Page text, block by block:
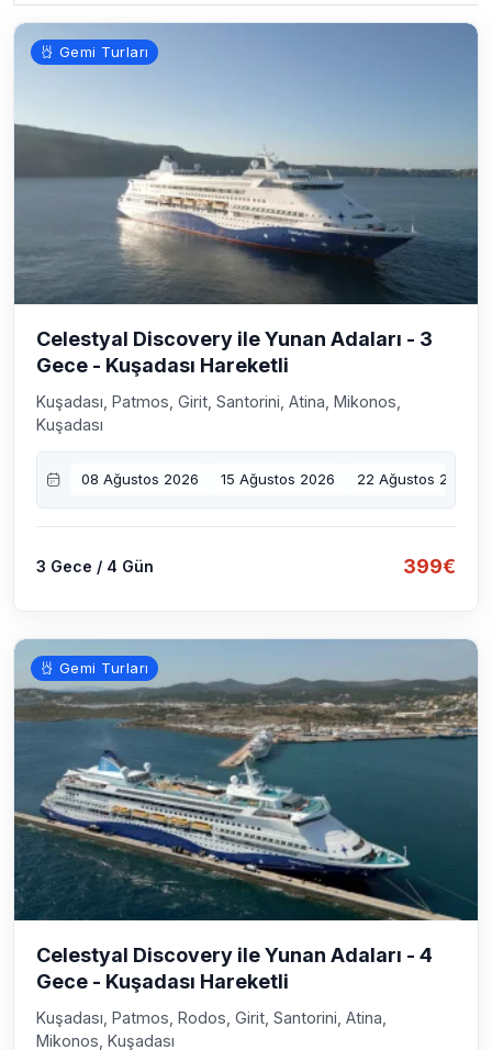
Gemi Turları
Celestyal Discovery ile Yunan Adaları - 3
Gece - Kuşadası Hareketli
Kuşadası, Patmos, Girit, Santorini, Atina, Mikonos,
Kuşadası
08 Ağustos 2026 15 Ağustos 2026 22 Ağustos 2026
3 Gece / 4 Gün 399€
Gemi Turları
Celestyal Discovery ile Yunan Adaları - 4
Gece - Kuşadası Hareketli
Kuşadası, Patmos, Rodos, Girit, Santorini, Atina,
Mikonos, Kuşadası